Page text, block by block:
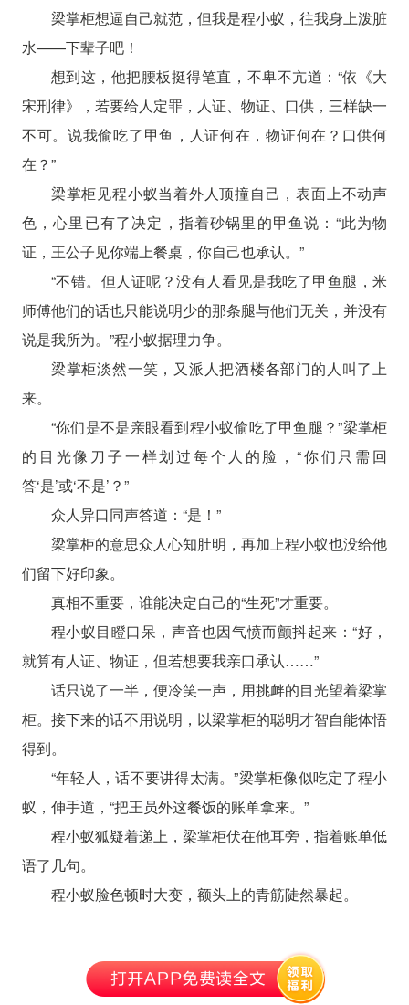
梁掌柜想逼自己就范，但我是程小蚁，往我身上泼脏
水——下辈子吧！
想到这，他把腰板挺得笔直，不卑不亢道：“依《大
宋刑律》，若要给人定罪，人证、物证、口供，三样缺一
不可。说我偷吃了甲鱼，人证何在，物证何在？口供何
在？”
梁掌柜见程小蚁当着外人顶撞自己，表面上不动声
色，心里已有了决定，指着砂锅里的甲鱼说：“此为物
证，王公子见你端上餐桌，你自己也承认。”
“不错。但人证呢？没有人看见是我吃了甲鱼腿，米
师傅他们的话也只能说明少的那条腿与他们无关，并没有
说是我所为。”程小蚁据理力争。
梁掌柜淡然一笑，又派人把酒楼各部门的人叫了上
来。
“你们是不是亲眼看到程小蚁偷吃了甲鱼腿？”梁掌柜
的目光像刀子一样划过每个人的脸，“你们只需回
答‘是’或‘不是’？”
众人异口同声答道：“是！”
梁掌柜的意思众人心知肚明，再加上程小蚁也没给他
们留下好印象。
真相不重要，谁能决定自己的“生死”才重要。
程小蚁目瞪口呆，声音也因气愤而颤抖起来：“好，
就算有人证、物证，但若想要我亲口承认……”
话只说了一半，便冷笑一声，用挑衅的目光望着梁掌
柜。接下来的话不用说明，以梁掌柜的聪明才智自能体悟
得到。
“年轻人，话不要讲得太满。”梁掌柜像似吃定了程小
蚁，伸手道，“把王员外这餐饭的账单拿来。”
程小蚁狐疑着递上，梁掌柜伏在他耳旁，指着账单低
语了几句。
程小蚁脸色顿时大变，额头上的青筋陡然暴起。